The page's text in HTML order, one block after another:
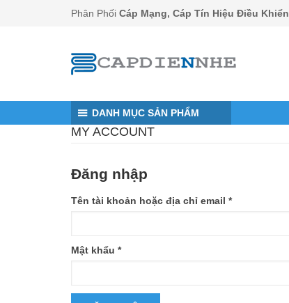
Phân Phối Cáp Mạng, Cáp Tín Hiệu Điều Khiển
DANH MỤC SẢN PHẨM
MY ACCOUNT
Đăng nhập
Tên tài khoản hoặc địa chỉ email *
Mật khẩu *